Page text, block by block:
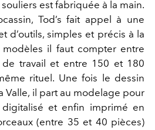
est fabriquée à la main.
Tod’s fait appel à une
d’outils, simples et précis à la
il faut compter entre
travail et entre 150 et 180
rituel. Une fois le dessin
Valle, il part au modelage pour
et enfin imprimé en
(entre 35 et 40 pièces)